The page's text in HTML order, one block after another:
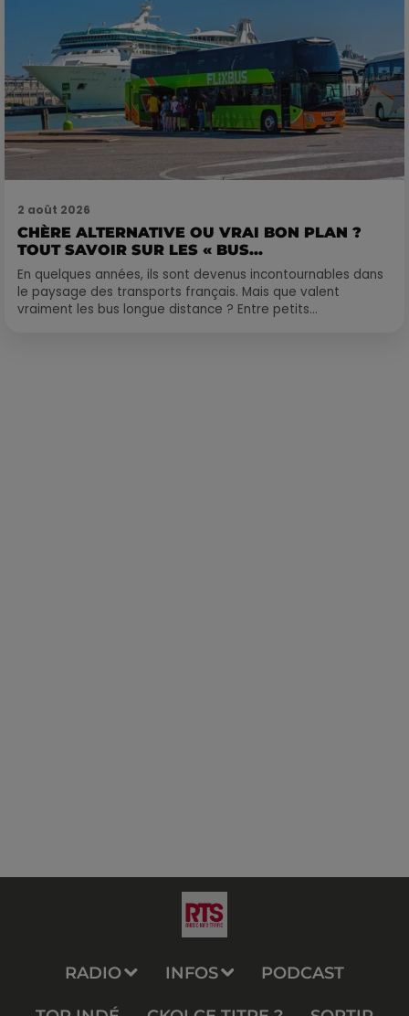
2 août 2026
CHÈRE ALTERNATIVE OU VRAI BON PLAN ?
TOUT SAVOIR SUR LES « BUS...
En quelques années, ils sont devenus incontournables dans
le paysage des transports français. Mais que valent
vraiment les bus longue distance ? Entre petits...
RADIO INFOS PODCAST